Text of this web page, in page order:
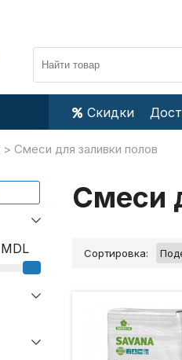
Скидки
Смеси для заливки полов
MDL
Смеси
Сортировка: